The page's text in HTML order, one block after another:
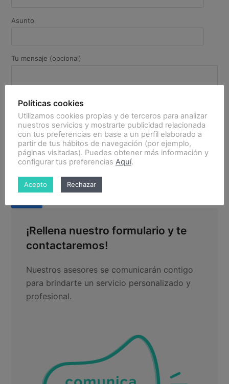
Asunto
Tu mensaje (opcional)
¡Rellena nuestro formulario y te
contactaremos!
Nuestros asesores se comunicarán contigo
para brindarte un servicio personalizado y
profesional.
Políticas cookies
Utilizamos cookies propias y de terceros para analizar
nuestros servicios y mostrarte publicidad relacionada
con tus preferencias en base a un perfil elaborado a
partir de tus hábitos de navegación (por ejemplo,
páginas visitadas). Puedes obtener más información y
configurar tus preferencias Aquí.
Acepto Rechazar